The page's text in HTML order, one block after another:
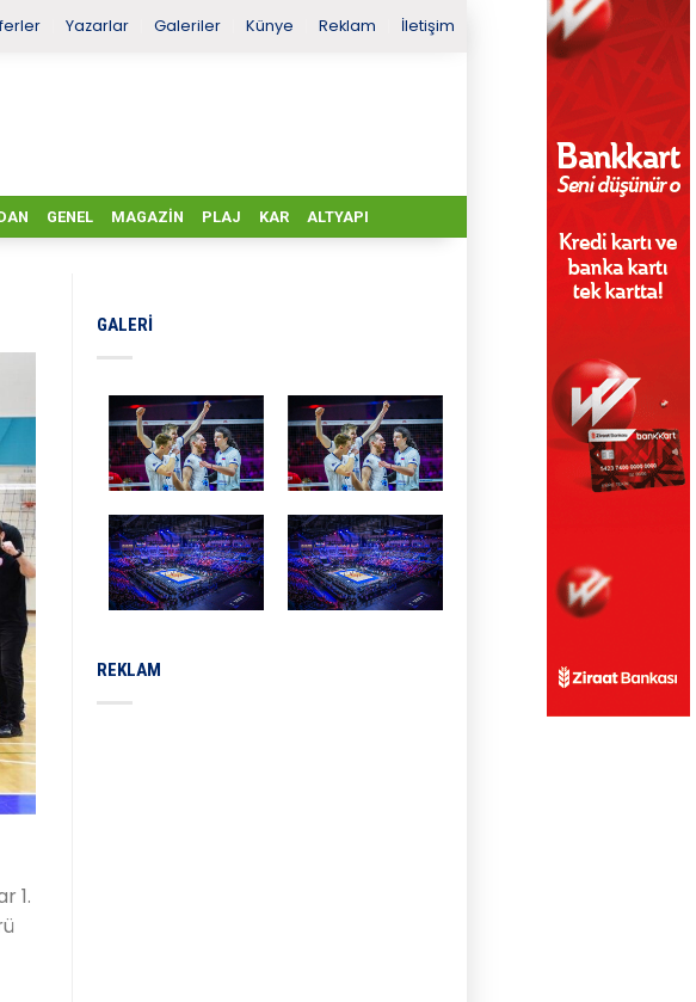
Yazarlar Galeriler Künye Reklam İletişim
GENEL MAGAZIN PLAJ KAR ALTYAPI
1.
GALERI
REKLAM